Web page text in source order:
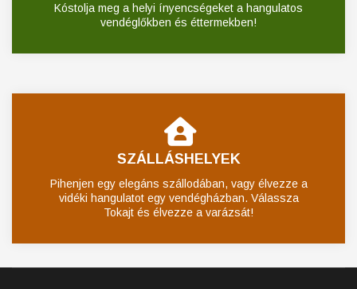
Kóstolja meg a helyi ínyencségeket a hangulatos
vendéglőkben és éttermekben!
SZÁLLÁSHELYEK
Pihenjen egy elegáns szállodában, vagy élvezze a
vidéki hangulatot egy vendégházban. Válassza
Tokajt és élvezze a varázsát!